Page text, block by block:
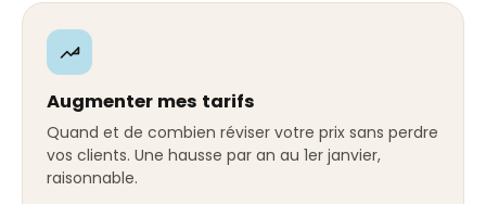
Augmenter mes tarifs
Quand et de combien réviser votre prix sans perdre
vos clients. Une hausse par an au 1er janvier,
raisonnable.